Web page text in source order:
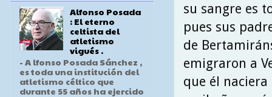
su sangre es
pues sus
de
emigraron a
que él
Alfonso Posada
: El eterno
celtista del
atletismo
vigués .
- A lfonso Posada Sánchez ,
es toda una institución del
atletismo céltico que
durante 55 años ha ejercido